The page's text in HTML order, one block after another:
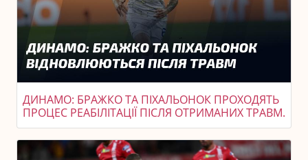
ДИНАМО: БРАЖКО ТА ПІХАЛЬОНОК ПРОХОДЯТЬ
ПРОЦЕС РЕАБІЛІТАЦІЇ ПІСЛЯ ОТРИМАНИХ ТРАВМ.